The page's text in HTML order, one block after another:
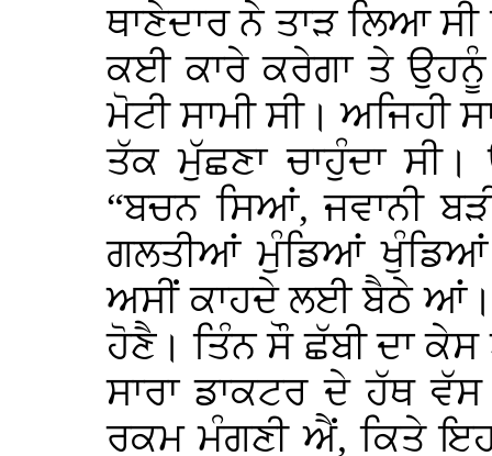
ਥਾਣੇਦਾਰ ਨੇ ਤਾੜ ਲਿਆ
ਕਈ ਕਾਰੇ ਕਰੇਗਾ ਤੇ ਉਹਨੂੰ
ਮੋਟੀ ਸਾਮੀ ਸੀ। ਅਜਿਹੀ
ਤੱਕ ਮੁੱਛਣਾ ਚਾਹੁੰਦਾ
“ਬਚਨ ਸਿਆਂ, ਜਵਾਨੀ
ਗਲਤੀਆਂ ਮੁੰਡਿਆਂ ਖੁੰਡਿਆਂ
ਅਸੀਂ ਕਾਹਦੇ ਲਈ ਬੈਠੇ ਆਂ।
ਹੋਣੈ। ਤਿੰਨ ਸੌ ਛੱਬੀ ਦਾ
ਸਾਰਾ ਡਾਕਟਰ ਦੇ ਹੱਥ
ਰਕਮ ਮੰਗਣੀ ਐਂ, ਕਿਤੇ